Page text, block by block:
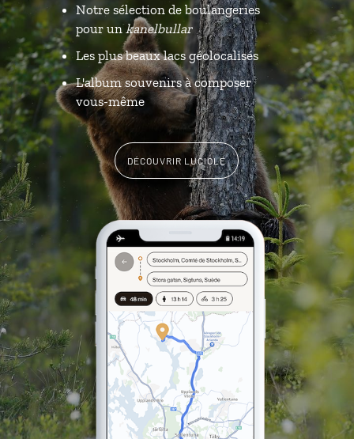
Notre sélection de boulangeries
pour un kanelbullar
Les plus beaux lacs géolocalisés
L'album souvenirs à composer
vous-même
DÉCOUVRIR LUCIOLE